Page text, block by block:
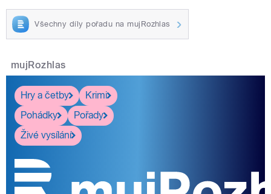
Všechny díly pořadu na mujRozhlas
mujRozhlas
Hry a četby
Krimi
Pohádky
Pořady
Živé vysílání